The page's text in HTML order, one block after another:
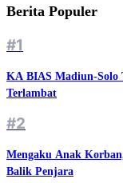
Berita Populer
#1
KA BIAS Madiun-Solo
Terlambat
#2
Mengaku Anak
Balik Penjara